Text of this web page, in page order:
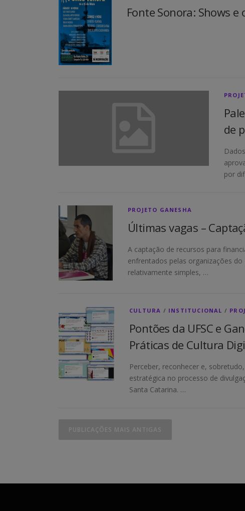
Fonte Sonora: Shows
de
por
PROJETO GANESHA
Últimas vagas –
A captação de recursos para
enfrentados pelas organizações
relativamente simples, …
CULTURA / INSTITUCIONAL /
Pontões da UFSC e
Práticas de Cultura
Perceber, reconhecer e,
estratégica no processo de
Santa Catarina. …
N
a PUBLICAÇÕES MAIS ANTIGAS